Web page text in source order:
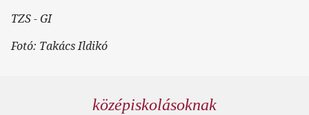
TZS - GI
Fotó: Takács Ildikó
középiskolásoknak